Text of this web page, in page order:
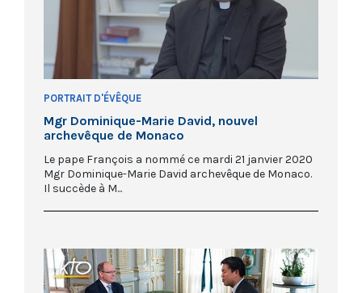
PORTRAIT D'ÉVÊQUE
Mgr Dominique-Marie David, nouvel
archevêque de Monaco
Le pape François a nommé ce mardi 21 janvier 2020
Mgr Dominique-Marie David archevêque de Monaco.
Il succède à M...